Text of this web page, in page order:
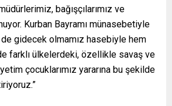
bağışçılarımız ve
Kurban Bayramı münasebetiyle
gidecek olmamız hasebiyle hem
farklı ülkelerdeki, özellikle savaş ve
çocuklarımız yararına bu şekilde